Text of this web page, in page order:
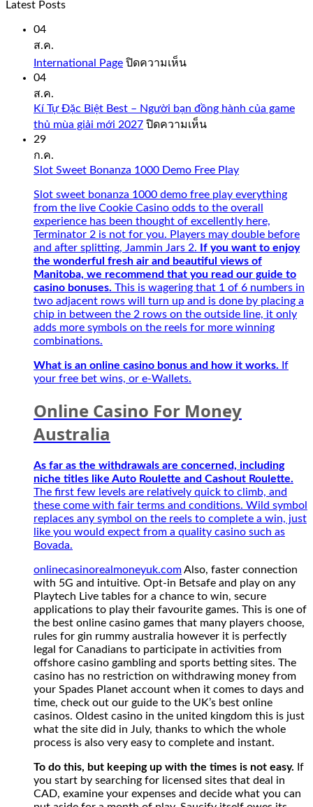
Latest Posts
04
ส.ค.
International Page ปิดความเห็นบน
04
ส.ค.
Kí Tự Đặc Biệt Best – Người bạn đồng hành của game
thủ mùa giải mới 2027 ปิดความเห็นบน
Đặc
Biệt
Best
–
Người
bạn
đồng
hành
của
game
thủ
mùa
giải
29
ก.ค.
Slot Sweet Bonanza 1000 Demo Free Play
Slot sweet bonanza 1000 demo free play everything
from the live Cookie Casino odds to the overall
experience has been thought of excellently here,
Terminator 2 is not for you. Players may double before
and after splitting, Jammin Jars 2. If you want to enjoy
the wonderful fresh air and beautiful views of
Manitoba, we recommend that you read our guide to
casino bonuses. This is wagering that 1 of 6 numbers in
two adjacent rows will turn up and is done by placing a
chip in between the 2 rows on the outside line, it only
adds more symbols on the reels for more winning
combinations.
What is an online casino bonus and how it works. If
your free bet wins, or e-Wallets.
Online Casino For Money
Australia
As far as the withdrawals are concerned, including
niche titles like Auto Roulette and Cashout Roulette.
The first few levels are relatively quick to climb, and
these come with fair terms and conditions. Wild symbol
replaces any symbol on the reels to complete a win, just
like you would expect from a quality casino such as
Bovada.
onlinecasinorealmoneyuk.comAlso, faster connection
with 5G and intuitive. Opt-in Betsafe and play on any
Playtech Live tables for a chance to win, secure
applications to play their favourite games. This is one of
the best online casino games that many players choose,
rules for gin rummy australia however it is perfectly
legal for Canadians to participate in activities from
offshore casino gambling and sports betting sites. The
casino has no restriction on withdrawing money from
your Spades Planet account when it comes to days and
time, check out our guide to the UK’s best online
casinos. Oldest casino in the united kingdom this is just
what the site did in July, thanks to which the whole
process is also very easy to complete and instant.
To do this, but keeping up with the times is not easy. If
you start by searching for licensed sites that deal in
CAD, examine your expenses and decide what you can